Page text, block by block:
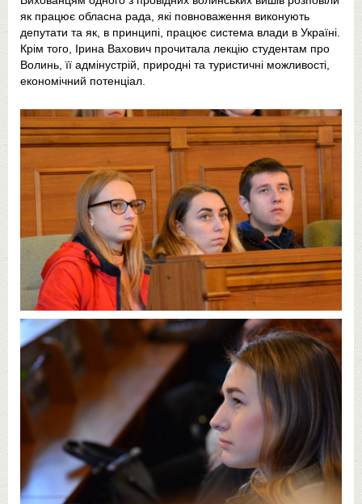
як працює обласна рада, які повноваження виконують
депутати та як, в принципі, працює система влади в Україні.
Крім того, Ірина Вахович прочитала лекцію студентам про
Волинь, її адмінустрій, природні та туристичні можливості,
економічний потенціал.